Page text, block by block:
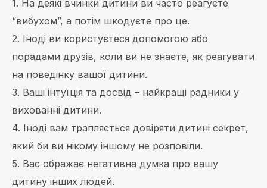
1. На деякі вчинки дитини ви часто реагуєте
“вибухом”, а потім шкодуєте про це.
2. Іноді ви користуєтеся допомогою або
порадами друзів, коли ви не знаєте, як реагувати
на поведінку вашої дитини.
3. Ваші інтуїція та досвід – найкращі радники у
вихованні дитини.
4. Іноді вам трапляється довіряти дитині секрет,
який би ви нікому іншому не розповіли.
5. Вас ображає негативна думка про вашу
дитину інших людей.